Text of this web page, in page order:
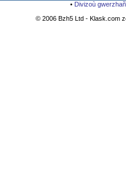
• Divizoù
© 2006 Bzh5 Ltd - Klask.com